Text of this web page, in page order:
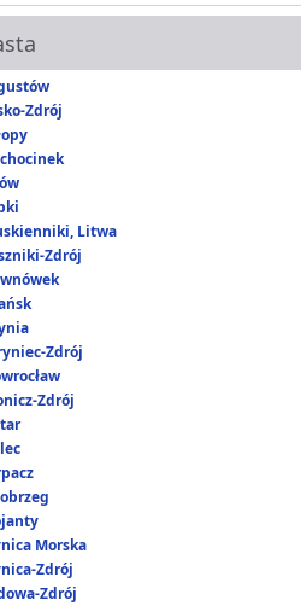
Zdrój
Litwa
Zdrój
Zdrój
Zdrój
Morska
Zdrój
Zdrój